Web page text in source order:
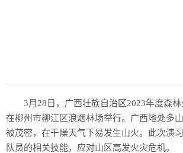
3月28日，广西壮族自治区2023年度森
在柳州市柳江区浪烟林场举行。广西地处多
被茂密，在干燥天气下易发生山火。此次演
队员的相关技能，应对山区高发火灾危机。